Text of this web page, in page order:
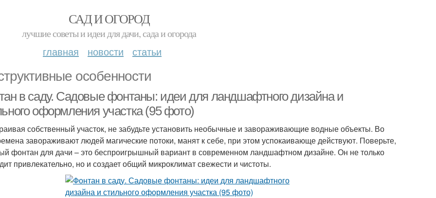
САД И ОГОРОД
лучшие советы и идеи для дачи, сада и огорода
главная новости статьи
особенности
в саду. Садовые фонтаны: идеи для ландшафтного дизайна и
оформления участка (95 фото)
собственный участок, не забудьте установить необычные и завораживающие водные объекты. Во
завораживают людей магические потоки, манят к себе, при этом успокаивающе действуют. Поверьте,
фонтан для дачи – это беспроигрышный вариант в современном ландшафтном дизайне. Он не только
привлекательно, но и создает общий микроклимат свежести и чистоты.